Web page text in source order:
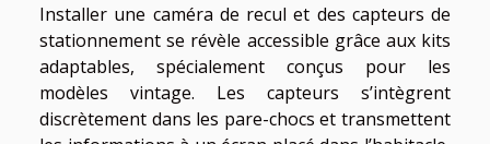
Installer une caméra de recul et des capteurs de
stationnement se révèle accessible grâce aux kits
adaptables, spécialement conçus pour les
modèles vintage. Les capteurs s’intègrent
discrètement dans les pare-chocs et transmettent